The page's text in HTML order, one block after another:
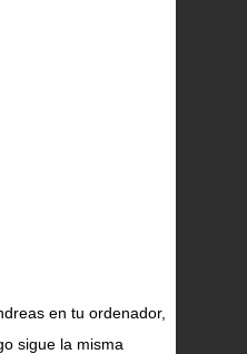
en tu ordenador,
sigue la misma